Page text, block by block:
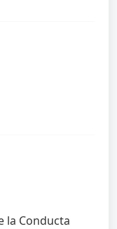
la Conducta